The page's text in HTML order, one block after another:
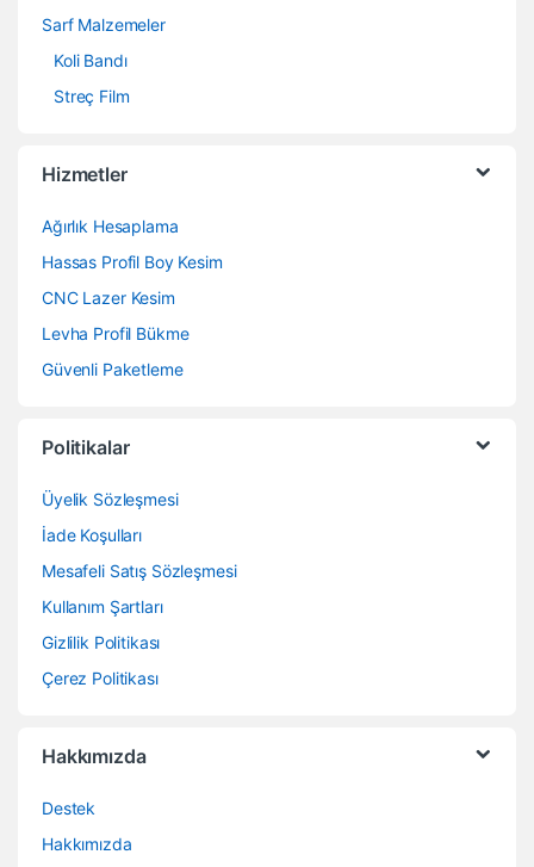
Sarf Malzemeler
Koli Bandı
Streç Film
Hizmetler
Ağırlık Hesaplama
Hassas Profil Boy Kesim
CNC Lazer Kesim
Levha Profil Bükme
Güvenli Paketleme
Politikalar
Üyelik Sözleşmesi
İade Koşulları
Mesafeli Satış Sözleşmesi
Kullanım Şartları
Gizlilik Politikası
Çerez Politikası
Hakkımızda
Destek
Hakkımızda